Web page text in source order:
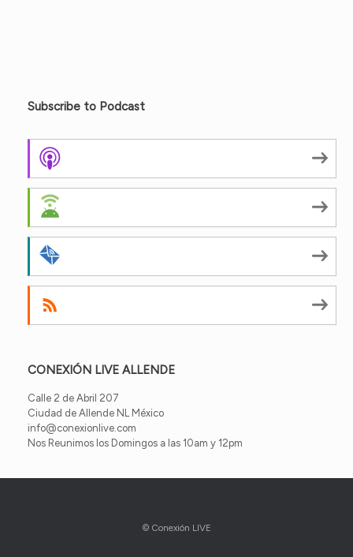
Subscribe to Podcast
CONEXIÓN LIVE ALLENDE
Calle 2 de Abril 207
Ciudad de Allende NL México
info@conexionlive.com
Nos Reunimos los Domingos a las 10am y 12pm
© Conexión LIVE